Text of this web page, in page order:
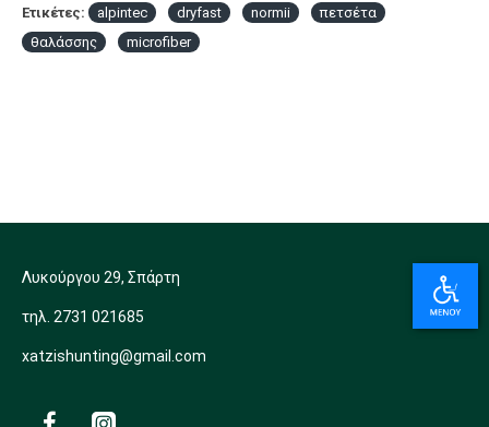
Ετικέτες: alpintec dryfast normii
πετσέτα
θαλάσσης
microfiber
Λυκούργου 29, Σπάρτη
τηλ. 2731 021685
xatzishunting@gmail.com